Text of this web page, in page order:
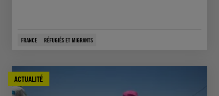
FRANCE RÉFUGIÉS ET MIGRANTS
ACTUALITÉ